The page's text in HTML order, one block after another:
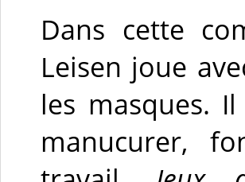
Dans cette
Leisen joue
les masques.
manucurer,